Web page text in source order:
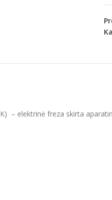
– elektrinė freza skirta